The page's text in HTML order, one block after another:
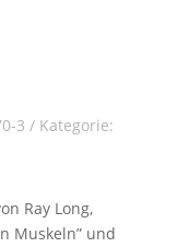
3
Kategorie:
Ray Long,
Muskeln” und